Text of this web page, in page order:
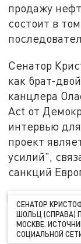
продажу
состоит в
Сенатор
как брат-
канцлера
Act от
интервью для
проект
усилий",
санкций
СЕНАТОР
ШОЛЬЦ (СПРАВА)
МОСКВЕ.
СОЦИАЛЬНОЙ СЕТИ